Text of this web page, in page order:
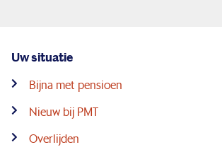
Uw situatie
Bijna met pensioen
Nieuw bij PMT
Overlijden